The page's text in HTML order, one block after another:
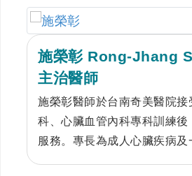
施榮彰 Rong-Jhang
主治醫師
施榮彰醫師於台南奇美醫院接
科、心臟血管內科專科訓練後
服務。專長為成人心臟疾病及